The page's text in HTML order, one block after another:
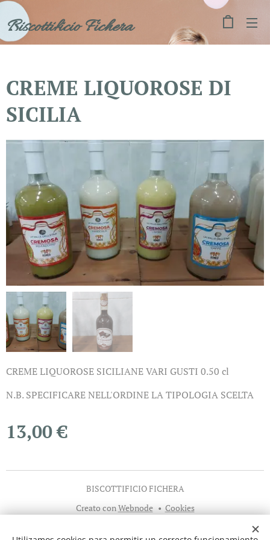
Biscottificio Fichera
CREME LIQUOROSE DI
SICILIA
CREME LIQUOROSE SICILIANE VARI GUSTI 0.50 cl
N.B. SPECIFICARE NELL'ORDINE LA TIPOLOGIA SCELTA
13,00€
BISCOTTIFICIO FICHERA
Creato conWebnode Cookies